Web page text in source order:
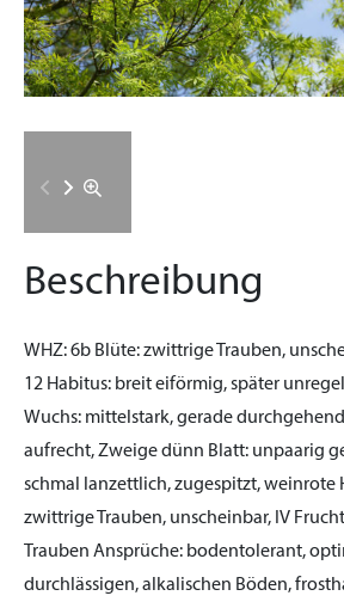
Beschreibung
WHZ:6b Blüte:zwittrige Trauben,
12 Habitus: breit eiförmig, später
Wuchs: mittelstark, gerade
aufrecht, Zweige dünn Blatt: unpaarig
schmal lanzettlich, zugespitzt, weinrote
zwittrige Trauben, unscheinbar, IV
Trauben Ansprüche: bodentolerant,
durchlässigen, alkalischen Böden,